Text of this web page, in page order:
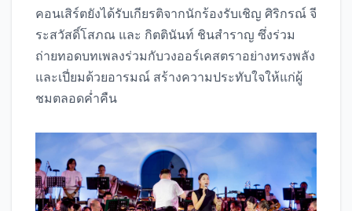
คอนเสิร์ตยังได้รับเกียรติจากนักร้องรับเชิญ ศิริกรณ์ จี
ระสวัสดิ์โสภณ และ กิตตินันท์ ชินสำราญ ซึ่งร่วม
ถ่ายทอดบทเพลงร่วมกับวงออร์เคสตราอย่างทรงพลัง
และเปี่ยมด้วยอารมณ์ สร้างความประทับใจให้แก่ผู้
ชมตลอดค่ำคืน